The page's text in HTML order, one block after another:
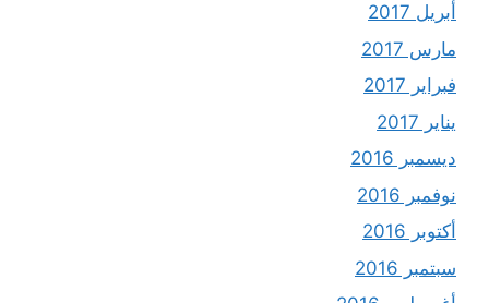
أبريل 2017
مارس 2017
فبراير 2017
يناير 2017
ديسمبر 2016
نوفمبر 2016
أكتوبر 2016
سبتمبر 2016